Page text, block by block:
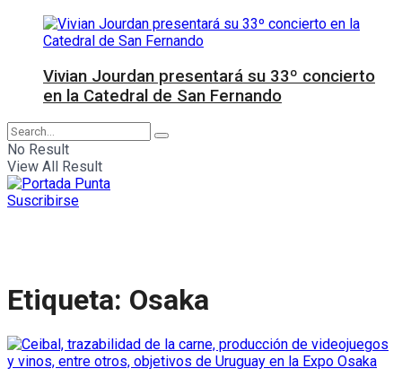
Vivian Jourdan presentará su 33º concierto
en la Catedral de San Fernando
No Result
View All Result
Suscribirse
Etiqueta: Osaka